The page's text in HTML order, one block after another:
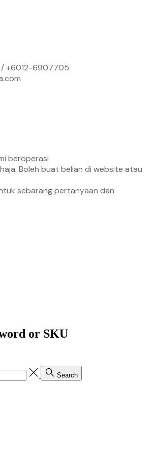
+6012-6907705
beroperasi
Boleh buat belian di website atau
sebarang pertanyaan dan
or SKU
Search